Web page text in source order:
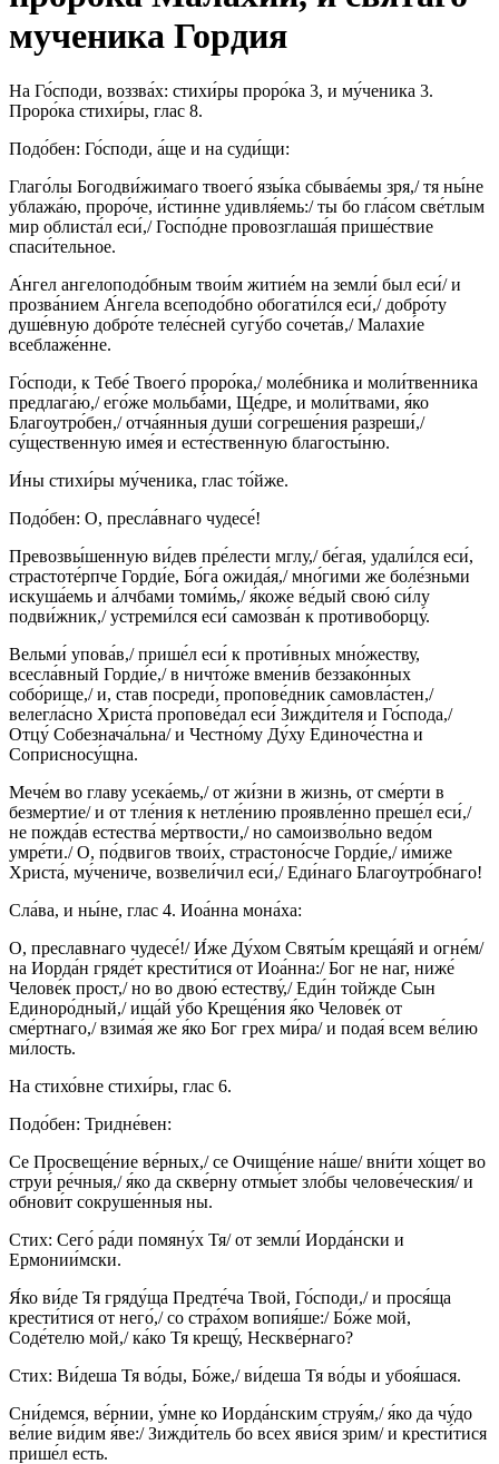
мученика Гордия
На Го́споди, воззва́х: стихи́ры проро́ка 3, и му́ченика 3.
Проро́ка стихи́ры, глас 8.
Подо́бен: Го́споди, а́ще и на суди́щи:
Глаго́лы Богодви́жимаго твоего́ язы́ка сбыва́емы зря,/ тя ны́не
ублажа́ю, проро́че, и́стинне удивля́емь:/ ты бо гла́сом све́тлым
мир облиста́л еси́,/ Госпо́дне провозглаша́я прише́ствие
спаси́тельное.
А́нгел ангелоподо́бным твои́м житие́м на земли́ был еси́/ и
прозва́нием А́нгела всеподо́бно обогати́лся еси́,/ добро́ту
душе́вную добро́те теле́сней сугу́бо сочета́в,/ Малахи́е
всеблаже́нне.
Го́споди, к Тебе́ Твоего́ проро́ка,/ моле́бника и моли́твенника
предлага́ю,/ его́же мольба́ми, Ще́дре, и моли́твами, я́ко
Благоутро́бен,/ отча́янныя души́ согреше́ния разреши́,/
су́щественную име́я и есте́ственную благосты́ню.
И́ны стихи́ры му́ченика, глас то́йже.
Подо́бен: О, пресла́внаго чудесе́!
Превозвы́шенную ви́дев пре́лести мглу,/ бе́гая, удали́лся еси́,
страстоте́рпче Горди́е, Бо́га ожида́я,/ мно́гими же боле́зньми
искуша́емь и а́лчбами томи́мь,/ я́коже ве́дый свою́ си́лу
подви́жник,/ устреми́лся еси́ самозва́н к противоборцу́.
Вельми́ упова́в,/ прише́л еси́ к проти́вных мно́жеству,
всесла́вный Горди́е,/ в ничто́же вмени́в беззако́нных
собо́рище,/ и, став посреди́, пропове́дник самовла́стен,/
велегла́сно Христа́ пропове́дал еси́ Зижди́теля и Го́спода,/
Отцу́ Собезнача́льна/ и Честно́му Ду́ху Единоче́стна и
Соприсносу́щна.
Мече́м во главу усека́емь,/ от жи́зни в жизнь, от сме́рти в
безмертие/ и от тле́ния к нетле́нию проявле́нно преше́л еси́,/
не пожда́в естества́ ме́ртвости,/ но самоизво́льно ведо́м
умре́ти./ О, по́двигов твои́х, страстоно́сче Горди́е,/ и́миже
Христа́, му́чениче, возвели́чил еси́,/ Еди́наго Благоутро́бнаго!
Сла́ва, и ны́не, глас 4. Иоа́нна мона́ха:
О, преславнаго чудесе́!/ И́же Ду́хом Святы́м креща́яй и огне́м/
на Иорда́н гряде́т крести́тися от Иоа́нна:/ Бог не наг, ниже́
Челове́к прост,/ но во двою́ естеству́,/ Еди́н тойжде Сын
Единоро́дный,/ ища́й у́бо Креще́ния я́ко Челове́к от
сме́ртнаго,/ взима́я же я́ко Бог грех ми́ра/ и подая́ всем ве́лию
ми́лость.
На стихо́вне стихи́ры, глас 6.
Подо́бен: Тридне́вен:
Се Просвеще́ние ве́рных,/ се Очище́ние на́ше/ вни́ти хо́щет во
струи́ ре́чныя,/ я́ко да скве́рну отмы́ет зло́бы челове́ческия/ и
обнови́т сокруше́нныя ны.
Стих: Сего́ ра́ди помяну́х Тя/ от земли́ Иорда́нски и
Ермонии́мски.
Я́ко ви́де Тя гряду́ща Предте́ча Твой, Го́споди,/ и прося́ща
крести́тися от него́,/ со стра́хом вопия́ше:/ Бо́же мой,
Соде́телю мой,/ ка́ко Тя крещу́, Нескве́рнаго?
Стих: Ви́деша Тя во́ды, Бо́же,/ ви́деша Тя во́ды и убоя́шася.
Сни́демся, ве́рнии, у́мне ко Иорда́нским струя́м,/ я́ко да чу́до
ве́лие ви́дим я́ве:/ Зижди́тель бо всех яви́ся зрим/ и крести́тися
прише́л есть.